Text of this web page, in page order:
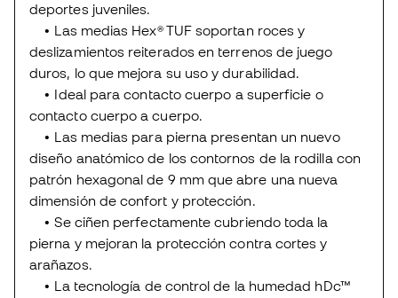
deportes juveniles.
• Las medias Hex® TUF soportan roces y
deslizamientos reiterados en terrenos de juego
duros, lo que mejora su uso y durabilidad.
• Ideal para contacto cuerpo a superficie o
contacto cuerpo a cuerpo.
• Las medias para pierna presentan un nuevo
diseño anatómico de los contornos de la rodilla con
patrón hexagonal de 9 mm que abre una nueva
dimensión de confort y protección.
• Se ciñen perfectamente cubriendo toda la
pierna y mejoran la protección contra cortes y
arañazos.
• La tecnología de control de la humedad hDc™